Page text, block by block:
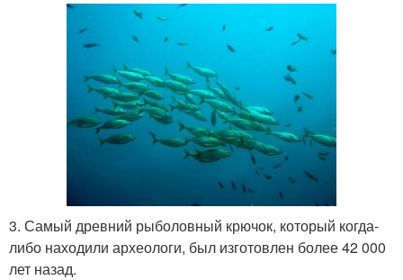
3. Самый древний рыболовный крючок, который когда-
либо находили археологи, был изготовлен более 42 000
лет назад.